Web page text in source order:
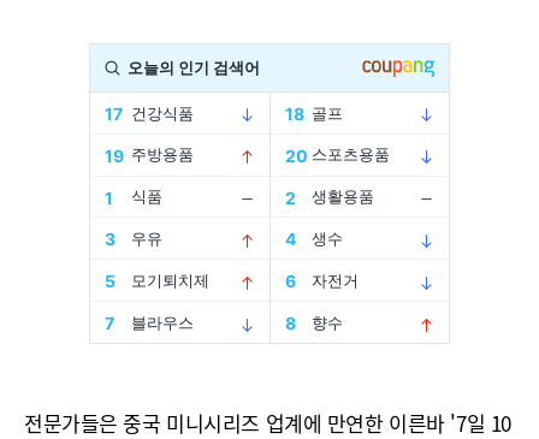
전문가들은 중국 미니시리즈 업계에 만연한 이른바 '7일 10